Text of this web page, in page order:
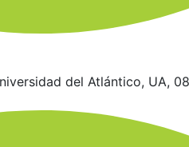
del Atlántico, UA,